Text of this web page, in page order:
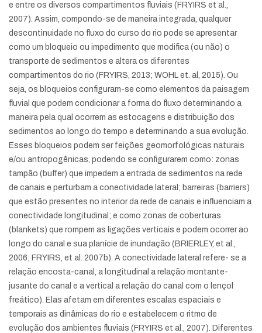
e entre os diversos compartimentos fluviais (FRYIRS et al.,
2007). Assim, compondo-se de maneira integrada, qualquer
descontinuidade no fluxo do curso do rio pode se apresentar
como um bloqueio ou impedimento que modifica (ou não) o
transporte de sedimentos e altera os diferentes
compartimentos do rio (FRYIRS, 2013; WOHL et. al, 2015). Ou
seja, os bloqueios configuram-se como elementos da paisagem
fluvial que podem condicionar a forma do fluxo determinando a
maneira pela qual ocorrem as estocagens e distribuição dos
sedimentos ao longo do tempo e determinando a sua evolução.
Esses bloqueios podem ser feições geomorfológicas naturais
e/ou antropogênicas, podendo se configurarem como: zonas
tampão (buffer) que impedem a entrada de sedimentos na rede
de canais e perturbam a conectividade lateral; barreiras (barriers)
que estão presentes no interior da rede de canais e influenciam a
conectividade longitudinal; e como zonas de coberturas
(blankets) que rompem as ligações verticais e podem ocorrer ao
longo do canal e sua planície de inundação (BRIERLEY, et al.,
2006; FRYIRS, et al. 2007b). A conectividade lateral refere- se a
relação encosta-canal, a longitudinal a relação montante-
jusante do canal e a vertical a relação do canal com o lençol
freático). Elas afetam em diferentes escalas espaciais e
temporais as dinâmicas do rio e estabelecem o ritmo de
evolução dos ambientes fluviais (FRYIRS et al., 2007). Diferentes